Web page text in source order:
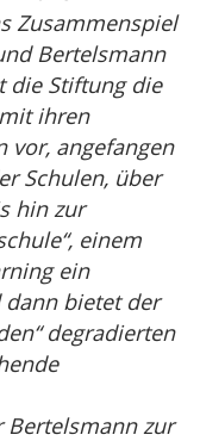
Zusammenspiel
Bertelsmann
die Stiftung die
ihren
vor, angefangen
Schulen, über
hin zur
einem
ein
bietet der
degradierten
Bertelsmann zur